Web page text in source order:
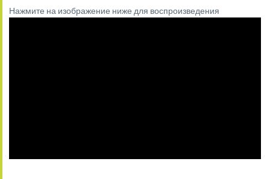
Нажмите на изображение ниже для воспроизведения